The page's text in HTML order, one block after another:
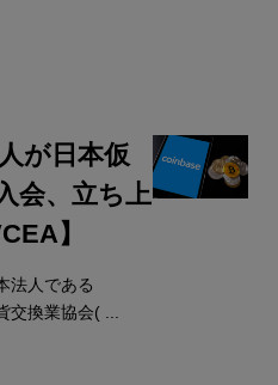
が日本仮
会、立ち上
】
法人である
換業協会( ...